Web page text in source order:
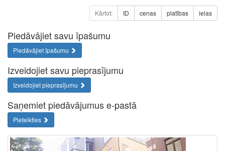
Kārtot: ID cenas platības ielas
Piedāvājiet savu īpašumu
Piedāvājiet īpašumu
Izveidojiet savu pieprasījumu
Izveidojiet pieprasījumu
Saņemiet piedāvājumus e-pastā
Pieteikties